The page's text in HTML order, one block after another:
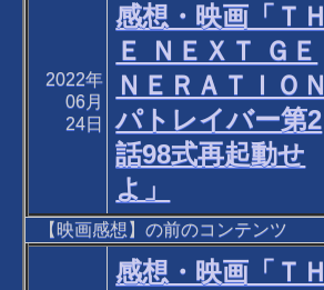
2022年
06月
24日
感想・映画「ＴＨ
Ｅ ＮＥＸＴ ＧＥ
ＮＥＲＡＴＩＯＮ
パトレイバー第2
話98式再起動せ
よ」
【映画感想】の前のコンテンツ
感想・映画「ＴＨ